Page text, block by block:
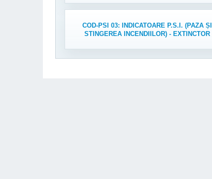
COD-PSI 03: INDICATOARE P.S.I. (PAZA ȘI
STINGEREA INCENDIILOR) - EXTINCTOR